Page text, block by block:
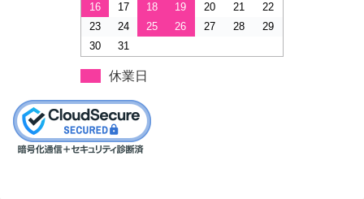
16
17 18 19 20 21
22
23
24 25 26 27 28
29
30
31
休業日